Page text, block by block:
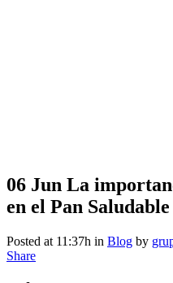
06 Jun La
en el Pan Saludable
Posted at 11:37h in Blog by
Share